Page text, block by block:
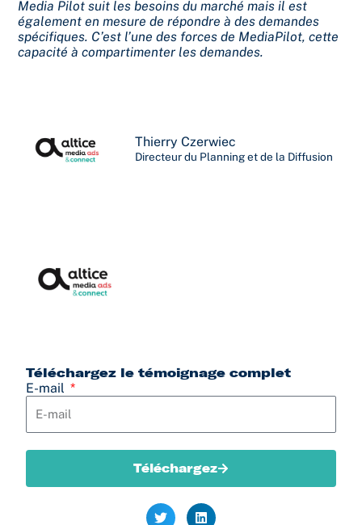
Media Pilot suit les besoins du marché mais il est
également en mesure de répondre à des demandes
spécifiques. C’est l’une des forces de MediaPilot, cette
capacité à compartimenter les demandes.
Thierry Czerwiec
Directeur du Planning et de la Diffusion
Téléchargez le témoignage complet
E-mail
Téléchargez